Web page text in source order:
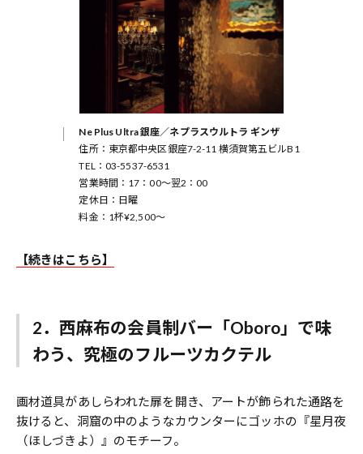
Ne Plus Ultra 銀座／ネプラスウルトラ ギンザ
住所：東京都中央区銀座7-2-11 横須賀第五ビルB1
TEL：03-5537-6531
営業時間：17：00～翌2：00
定休日：日曜
料金：1杯¥2,500～
【続きはこちら】
2．西麻布の会員制バー「Oboro」で味
わう、究極のフルーツカクテル
画材道具があしらわれた扉を開き、アートが飾られた通路を
抜けると、洞窟の中のようなカウンターにゴッホの『星月夜
（ほしづきよ）』のモチーフ。